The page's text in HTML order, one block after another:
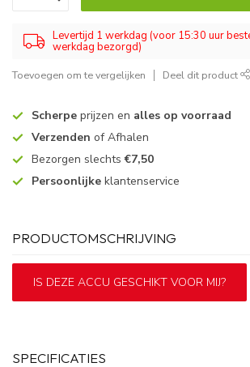
Levertijd 1 werkdag (voor 15:30 uur
werkdag bezorgd)
Toevoegen om te vergelijken Deel dit product
Scherpe prijzen en alles op voorraad
Verzenden of Afhalen
Bezorgen slechts€7,50
Persoonlijke klantenservice
PRODUCTOMSCHRIJVING
IS DEZE ACCU GESCHIKT VOOR MIJ?
SPECIFICATIES